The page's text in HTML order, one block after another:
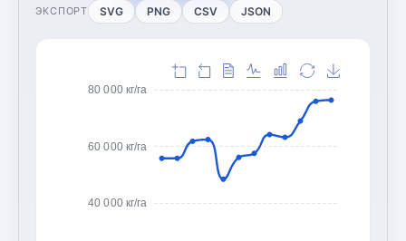
ЭКСПОРТ SVG PNG CSV JSON
40 000 кг/га
60 000 кг/га
80 000 кг/га